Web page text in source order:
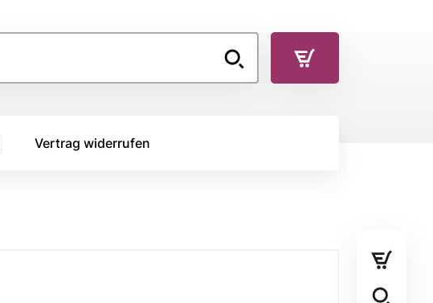
Vertrag widerrufen